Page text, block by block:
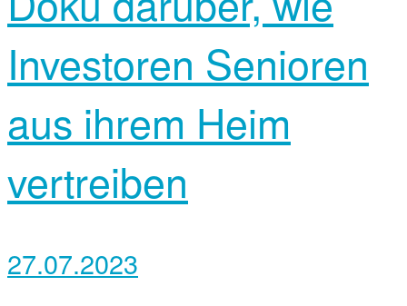
Investoren Senioren
aus ihrem Heim
vertreiben
27.07.2023